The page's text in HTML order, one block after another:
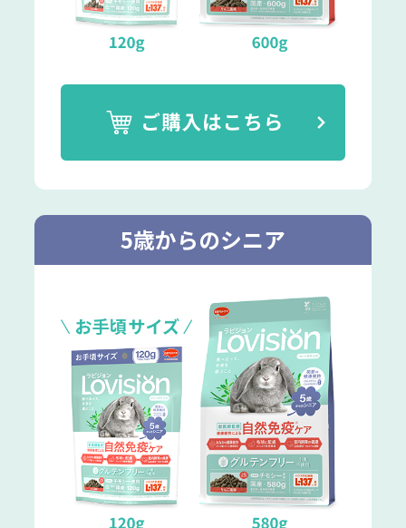
5歳からのシニア